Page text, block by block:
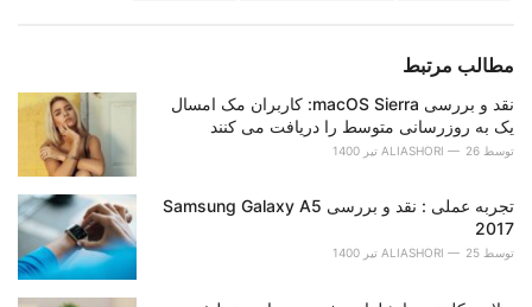
مطالب مرتبط
نقد و بررسی macOS Sierra: کاربران مک امسال
یک به روزرسانی متوسط را دریافت می کنند
توسط ALIASHORI 26 تیر 1400
تجربه عملی : نقد و بررسی Samsung Galaxy A5
2017
توسط ALIASHORI 25 تیر 1400